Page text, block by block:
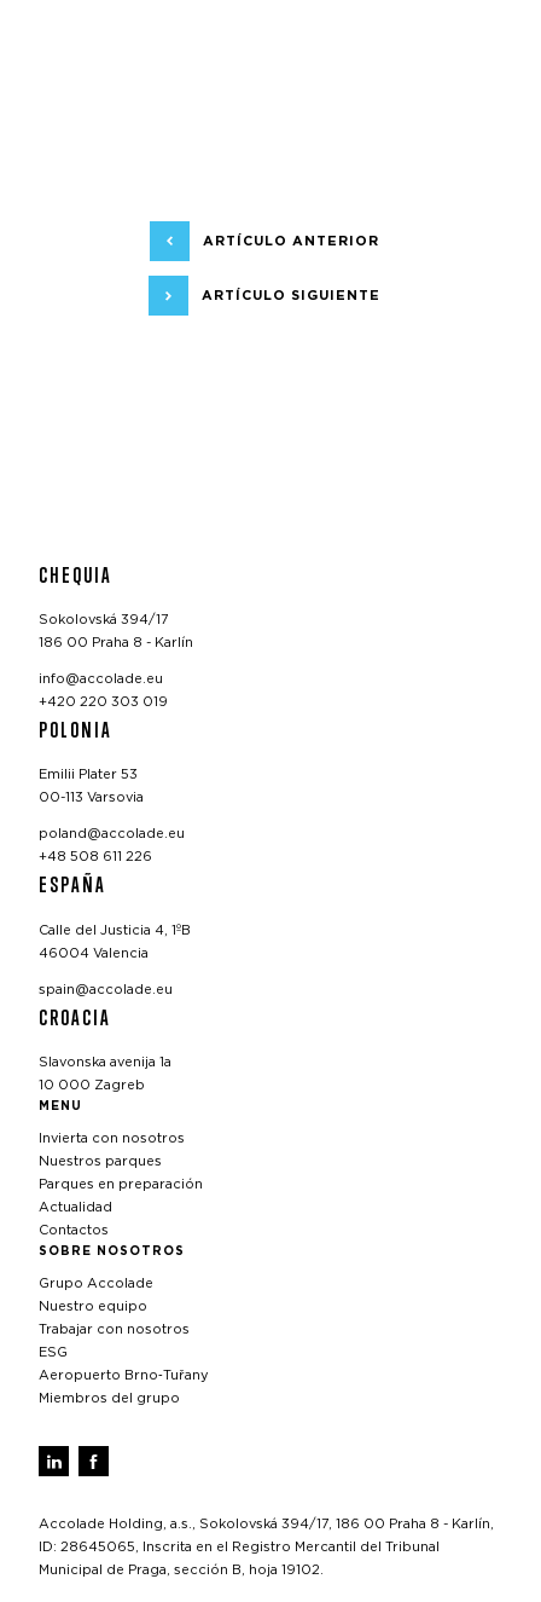
ARTÍCULO ANTERIOR
ARTÍCULO SIGUIENTE
CHEQUIA
Sokolovská 394/17
186 00 Praha 8 - Karlín
info@accolade.eu
+420 220 303 019
POLONIA
Emilii Plater 53
00-113 Varsovia
poland@accolade.eu
+48 508 611 226
ESPAÑA
Calle del Justicia 4, 1ºB
46004 Valencia
spain@accolade.eu
CROACIA
Slavonska avenija 1a
10 000 Zagreb
MENU
Invierta con nosotros
Nuestros parques
Parques en preparación
Actualidad
Contactos
SOBRE NOSOTROS
Grupo Accolade
Nuestro equipo
Trabajar con nosotros
ESG
Aeropuerto Brno‑Tuřany
Miembros del grupo
Accolade Holding, a.s., Sokolovská 394/17, 186 00 Praha 8 - Karlín,
ID: 28645065, Inscrita en el Registro Mercantil del Tribunal
Municipal de Praga, sección B, hoja 19102.